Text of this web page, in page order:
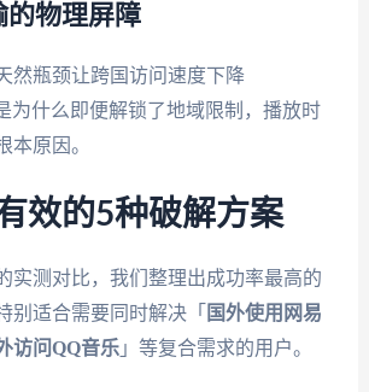
的物理屏障
然瓶颈让跨国访问速度下降
为什么即便解锁了地域限制，播放时
本原因。
效的5种破解方案
实测对比，我们整理出成功率最高的
别适合需要同时解决「 国外使用网易
访问QQ音乐」等复合需求的用户。